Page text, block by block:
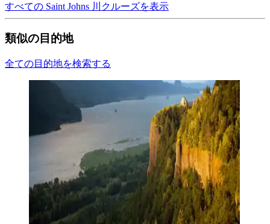
すべての Saint Johns 川クルーズを表示
類似の目的地
全ての目的地を検索する